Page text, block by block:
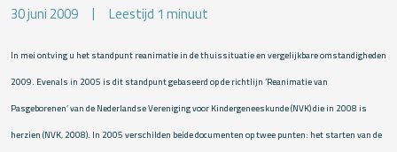
30 juni 2009 Leestijd 1 minuut
In mei ontving u het standpunt reanimatie in de thuissituatie en vergelijkbare omstandigheden
2009. Evenals in 2005 is dit standpunt gebaseerd op de richtlijn ‘Reanimatie van
Pasgeborenen’ van de Nederlandse Vereniging voor Kindergeneeskunde (NVK) die in 2008 is
herzien (NVK, 2008). In 2005 verschilden beide documenten op twee punten: het starten van de